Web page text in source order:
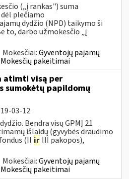
(„į rankas") suma
plečiamo
dydžio (NPD) taikymo ši
to, darbo užmokesčio „į
Mokesčiai:Gyventojų pajamų
Mokesčių pakeitimai
atimti visą per
sumokėtų papildomų
03-12
Bendra visų GPMĮ 21
išlaidų (gyvybės draudimo
(II ir III pakopos),
Mokesčiai:Gyventojų pajamų
Mokesčių pakeitimai